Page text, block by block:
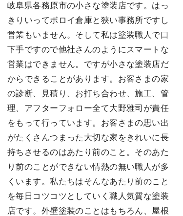
岐阜県各務原市の小さな塗装店です。はっ
きりいってボロイ倉庫と狭い事務所ですし
営業もいません。そして私は塗装職人で口
下手ですので他社さんのようにスマートな
営業はできません。ですが小さな塗装店だ
からできることがあります。お客さまの家
の診断、見積り、お打ち合わせ、施工、管
理、アフターフォロー全て大野雅司が責任
をもって行っています。お客さまの思い出
がたくさんつまった大切な家をきれいに長
持ちさせるのはあたり前のこと。そのあた
り前のことができない情熱の無い職人が多
くいます。私たちはそんなあたり前のこと
を毎日コツコツとしていく職人気質な塗装
店です。外壁塗装のことはもちろん、屋根